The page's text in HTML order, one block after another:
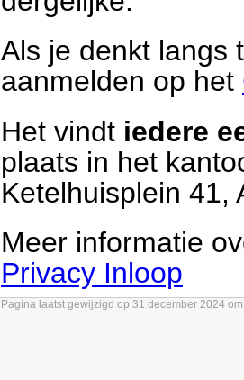
Als je denkt langs
aanmelden op het
Het vindt iedere
plaats in het
Ketelhuisplein 41,
Meer informatie
Privacy Inloop
Pagina laatst gewijzigd op 31 december 2024